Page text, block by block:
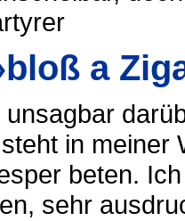
a
in meiner
beten.
sehr